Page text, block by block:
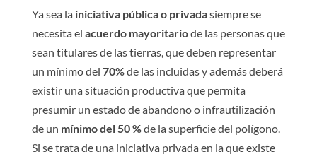
Ya sea la iniciativa pública o privadasiempre se
necesita el acuerdo mayoritariode las personas que
sean titulares de las tierras, que deben representar
un mínimo del 70%de las incluidas y además deberá
existir una situación productiva que permita
presumir un estado de abandono o infrautilización
de un mínimo del 50 %de la superficie del polígono.
Si se trata de una iniciativa privada en la que existe